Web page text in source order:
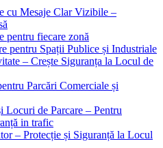
cu Mesaje Clar Vizibile –
pentru fiecare zonă
pentru Spații Publice și Industriale
– Crește Siguranța la Locul de
Parcări Comerciale și
Locuri de Parcare – Pentru
in trafic
– Protecție și Siguranță la Locul